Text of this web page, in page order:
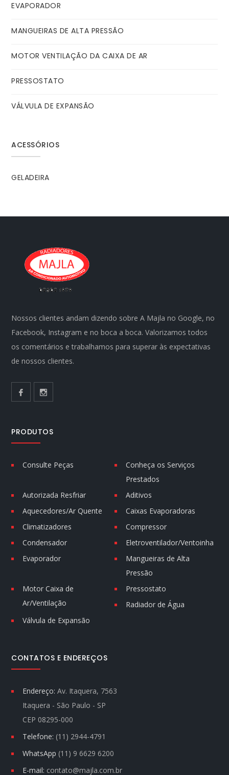
EVAPORADOR
MANGUEIRAS DE ALTA PRESSÃO
MOTOR VENTILAÇÃO DA CAIXA DE AR
PRESSOSTATO
VÁLVULA DE EXPANSÃO
ACESSÓRIOS
GELADEIRA
Nossos clientes andam dizendo sobre A Majla no Google, no
Facebook, Instagram e no boca a boca. Valorizamos todos
os comentários e trabalhamos para superar às expectativas
de nossos clientes.
PRODUTOS
Consulte Peças
Conheça os Serviços
Prestados
Autorizada Resfriar
Aditivos
Aquecedores/Ar Quente
Caixas Evaporadoras
Climatizadores
Compressor
Condensador
Eletroventilador/Ventoinha
Evaporador
Mangueiras de Alta
Pressão
Motor Caixa de
Ar/Ventilação
Pressostato
Radiador de Água
Válvula de Expansão
CONTATOS E ENDEREÇOS
Endereço: Av. Itaquera, 7563
Itaquera - São Paulo - SP
CEP 08295-000
Telefone: (11) 2944-4791
WhatsApp (11) 9 6629 6200
E-mail: contato@majla.com.br